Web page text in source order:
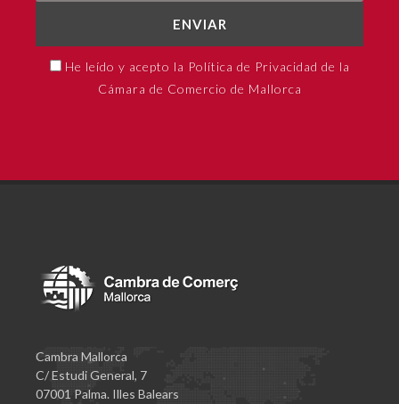
ENVIAR
He leído y acepto la Política de Privacidad de la
Cámara de Comercio de Mallorca
Cambra Mallorca
C/ Estudi General, 7
07001 Palma. Illes Balears